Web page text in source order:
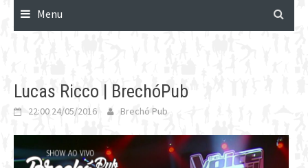
Menu
Lucas Ricco | BrechóPub
22:00 24/05/2016 Brechó Pub